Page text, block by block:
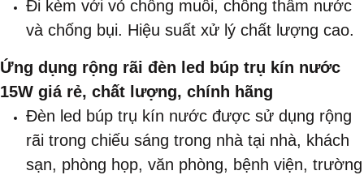
Đi kèm với vỏ chống muỗi, chống thấm nước
và chống bụi. Hiệu suất xử lý chất lượng cao.
Ứng dụng rộng rãi đèn led búp trụ kín nước
15W giá rẻ, chất lượng, chính hãng
Đèn led búp trụ kín nước được sử dụng rộng
rãi trong chiếu sáng trong nhà tại nhà, khách
sạn, phòng họp, văn phòng, bệnh viện, trường